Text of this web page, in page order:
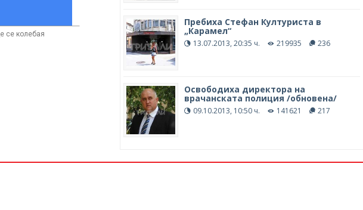
се колебая
Пребиха Стефан Културиста в
„Карамел“
13.07.2013, 20:35 ч. 219935 236
Освободиха директора на
врачанската полиция /обновена/
09.10.2013, 10:50 ч. 141621 217